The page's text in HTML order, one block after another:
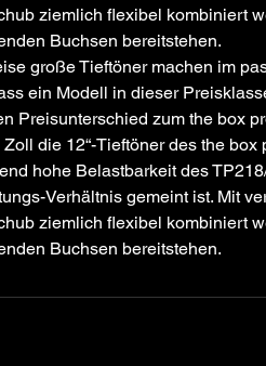
ziemlich flexibel kombiniert
Buchsen bereitstehen.
große Tieftöner machen im
ein Modell in dieser
Preisunterschied zum the box
die 12“-Tieftöner des the
hohe Belastbarkeit des
Verhältnis gemeint ist. Mit
ziemlich flexibel kombiniert
Buchsen bereitstehen.